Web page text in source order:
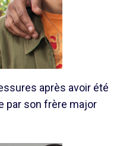
après avoir été
par son frère major